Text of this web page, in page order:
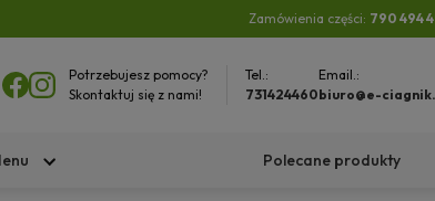
Zamówienia części: 790 494
Potrzebujesz pomocy?
Skontaktuj się z nami!
Tel.:
731424460
Email.:
biuro@e-
Polecane produkty